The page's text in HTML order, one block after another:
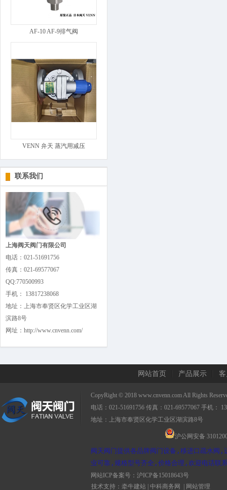
AF-10 AF-9排气阀
VENN 弁天 蒸汽用减压
联系我们
上海阀天阀门有限公司
电话：021-51691756
传真：021-69577067
QQ:770500993
手机： 13817238068
地址：上海市奉贤区化学工业区湖
滨路8号
网址：http://www.cnvenn.com/
网站首页 产品展示
CopyRight © 2018 www.cnvenn.com All Rights
电话：021-51691756 传真：021-69577067 手机：
地址：上海市奉贤区化学工业区湖滨路8号
沪公网安备
阀天阀门提供各品牌阀门设备,移进口疏水
业可靠,规格型号齐全,价格合理,欢迎电话联
网站ICP备案号： 沪ICP备15018643号
技术支持： 牵牛建站 中科商务网 网站管理